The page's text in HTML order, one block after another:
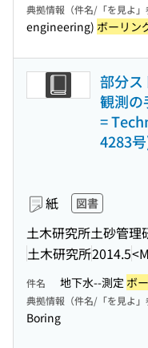
典拠情報（件名/「を見よ」
engineering) ボーリン
部分ス
観測の
=
4283
紙 図書
土木研究所土砂管理
土木研究所2014.5
件名 地下水--測定 ボ
典拠情報（件名/「を見よ」
Boring